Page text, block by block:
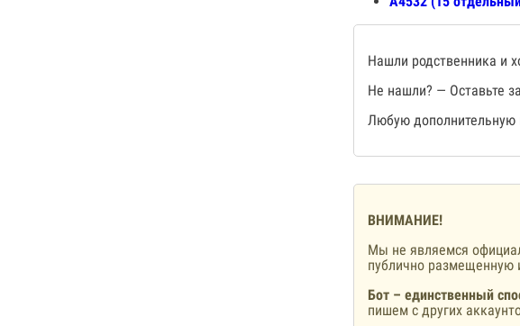
Нашли родственника и
Не нашли? — Оставьте
Любую
ВНИМАНИЕ!
Мы не являемся
публично
Бот – единственный
пишем с других